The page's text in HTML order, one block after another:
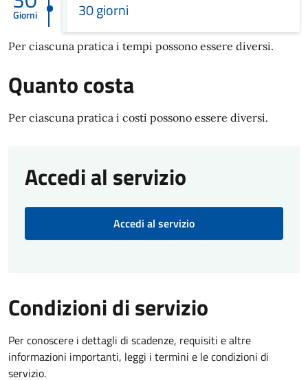
Giorni 30 giorni
Per ciascuna pratica i tempi possono essere diversi.
Quanto costa
Per ciascuna pratica i costi possono essere diversi.
Accedi al servizio
Accedi al servizio
Condizioni di servizio
Per conoscere i dettagli di scadenze, requisiti e altre
informazioni importanti, leggi i termini e le condizioni di
servizio.